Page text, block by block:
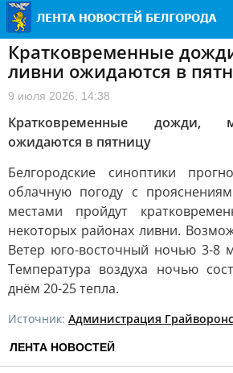
Кратковременные
ливни ожидаются в
9 июля 2026, 14:38
Кратковременные дожди,
ожидаются в пятницу
Белгородские синоптики
облачную погоду с
местами пройдут
некоторых районах ливни.
Ветер юго-восточный ночью 3-8
Температура воздуха ночью
днём 20-25 тепла.
Источник: Администрация
ЛЕНТА НОВОСТЕЙ